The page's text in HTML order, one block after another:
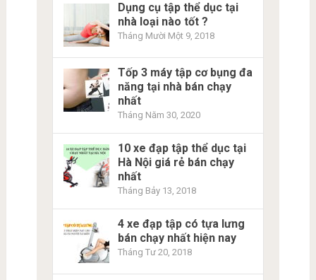
Dụng cụ tập thể dục tại
nhà loại nào tốt ?
Tháng Mười Một 9, 2018
Tốp 3 máy tập cơ bụng đa
năng tại nhà bán chạy
nhất
Tháng Năm 30, 2020
10 xe đạp tập thể dục tại
Hà Nội giá rẻ bán chạy
nhất
Tháng Bảy 13, 2018
4 xe đạp tập có tựa lưng
bán chạy nhất hiện nay
Tháng Tư 20, 2018